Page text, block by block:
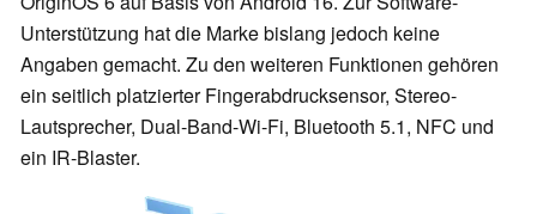
Unterstützung hat die Marke bislang jedoch keine
Angaben gemacht. Zu den weiteren Funktionen gehören
ein seitlich platzierter Fingerabdrucksensor, Stereo-
Lautsprecher, Dual-Band-Wi-Fi, Bluetooth 5.1, NFC und
ein IR-Blaster.